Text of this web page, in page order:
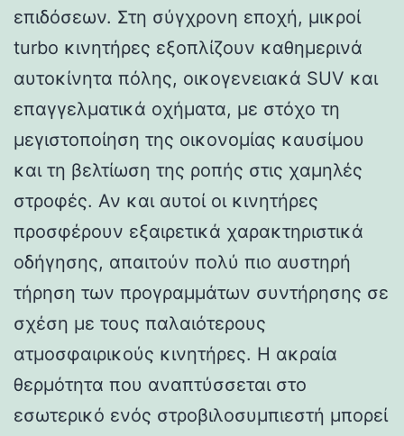
επιδόσεων. Στη σύγχρονη εποχή, μικροί
turbo κινητήρες εξοπλίζουν καθημερινά
αυτοκίνητα πόλης, οικογενειακά SUV και
επαγγελματικά οχήματα, με στόχο τη
μεγιστοποίηση της οικονομίας καυσίμου
και τη βελτίωση της ροπής στις χαμηλές
στροφές. Αν και αυτοί οι κινητήρες
προσφέρουν εξαιρετικά χαρακτηριστικά
οδήγησης, απαιτούν πολύ πιο αυστηρή
τήρηση των προγραμμάτων συντήρησης σε
σχέση με τους παλαιότερους
ατμοσφαιρικούς κινητήρες. Η ακραία
θερμότητα που αναπτύσσεται στο
εσωτερικό ενός στροβιλοσυμπιεστή μπορεί